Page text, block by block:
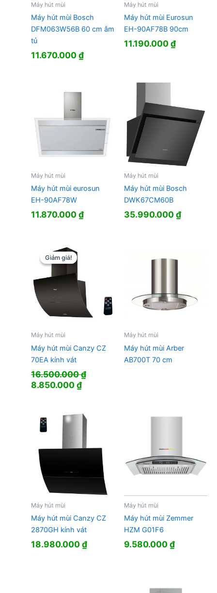
Máy hút mùi
Máy hút mùi Bosch
DFM063W56B 60 cm âm
tủ
11.670.000₫
Máy hút mùi
Máy hút mùi Eurosun
EH-90AF78B 90cm
11.190.000₫
Máy hút mùi
Máy hút mùi eurosun
EH-90AF78W
11.870.000₫
Máy hút mùi
Máy hút mùi Bosch
DWK67CM60B
35.990.000₫
Giảm giá!
Giảm giá!
Máy hút mùi
Máy hút mùi Canzy CZ
70EA kính vát
16.500.000₫
Giá
16.500.000 ₫.
8.850.000₫Giá
là:
8.850.000 ₫.
Máy hút mùi
Máy hút mùi Arber
AB700T 70 cm
Máy hút mùi
Máy hút mùi Canzy CZ
2870GH kính vát
18.980.000₫
Máy hút mùi
Máy hút mùi Zemmer
HZM G01F6
9.580.000₫